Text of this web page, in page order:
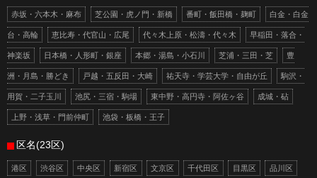
赤坂・六本木・麻布 芝公園・虎ノ門・新橋 番町・飯田橋・麹町 白金・白金
台・高輪 恵比寿・代官山・広尾 代々木上原・松濤・代々木 早稲田・落合・
神楽坂 日本橋・人形町・銀座 本郷・湯島・小石川 芝浦・三田・芝 豊
洲・月島・勝どき 戸越・五反田・大崎 祐天寺・学芸大学・自由が丘 駒沢・
用賀・二子玉川 池尻・三宿・駒場 東中野・高円寺・阿佐ヶ谷 成城・砧
上野・浅草・門前仲町 池袋・板橋・王子
区名(23区)
港区 渋谷区 中央区 新宿区 文京区 千代田区 目黒区 品川区